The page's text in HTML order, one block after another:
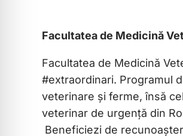
Facultatea de Medicină
Facultatea de Medicină
#extraordinari. Programul
veterinare și ferme, însă
veterinar de urgență din
Beneficiezi de